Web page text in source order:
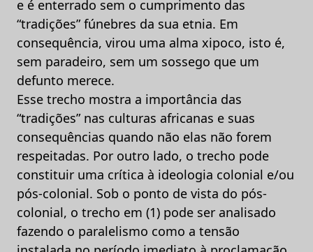
e é enterrado sem o cumprimento das
“tradições” fúnebres da sua etnia. Em
consequência, virou uma alma xipoco, isto é,
sem paradeiro, sem um sossego que um
defunto merece.
Esse trecho mostra a importância das
“tradições” nas culturas africanas e suas
consequências quando não elas não forem
respeitadas. Por outro lado, o trecho pode
constituir uma crítica à ideologia colonial e/ou
pós-colonial. Sob o ponto de vista do pós-
colonial, o trecho em (1) pode ser analisado
fazendo o paralelismo como a tensão